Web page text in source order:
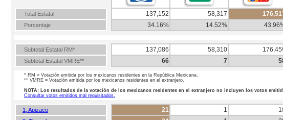
137,152 58,317
34.16%
14.52%
Total Estatal
Porcentaje
Subtotal Estatal RM*
Subtotal Estatal VMRE**
137,086 58,310
66
7
* RM = Votación emitida por los mexicanos residentes en la República Mexicana.
** VMRE = Votación emitida por los mexicanos residentes en el extranjero.
NOTA: Los resultados de la votación de los mexicanos residentes en el extranjero no incluyen los votos
Consultar votos emitidos mal requisitados.
1, Apizaco
21 1